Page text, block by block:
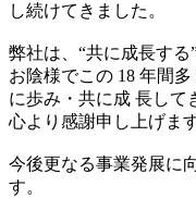
し続けてきました。
弊社は、“共に成長する
お陰様でこの 18 年間
に歩み・共に成 長して
心より感謝申し上げます
今後更なる事業発展に
す。